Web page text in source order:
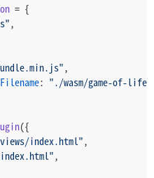
= {
,
,
: "./wasm/game-of-
({
index.html",
,